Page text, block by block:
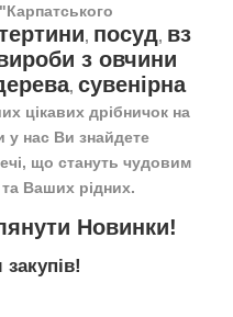
, посуд, вз
з овчини
, сувенірна
цікавих дрібничок на
у нас Ви знайдете
що стануть чудовим
Ваших рідних.
Новинки!